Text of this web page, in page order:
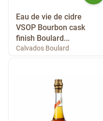
Eau de vie de cidre
VSOP Bourbon cask
finish Boulard...
Calvados Boulard